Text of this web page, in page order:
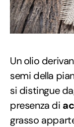
Un olio
semi della
si distingue
presenza di
grasso